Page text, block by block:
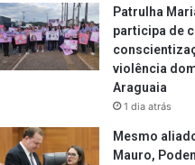
Patrulha
participa de
violência
Araguaia
1 dia atrás
Mesmo
Mauro,